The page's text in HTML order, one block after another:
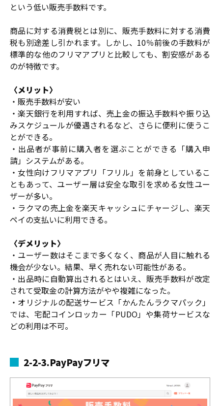
という低い販売手数料です。
商品に対する消費税とは別に、販売手数料に対する消費
税も別途差し引かれます。しかし、10％前後の手数料が
標準的な他のフリマアプリと比較しても、割安感がある
のが特徴です。
〈メリット〉
・販売手数料が安い
・楽天銀行を利用すれば、売上金の振込手数料や振り込
みスケジュールが優遇されるなど、さらに便利に使うこ
とができる。
・出品者が事前に購入者を選ぶことができる「購入申
請」システムがある。
・女性向けフリマアプリ「フリル」を前身としているこ
ともあって、ユーザー層は安全な取引を求める女性ユー
ザーが多い。
・ラクマの売上金を楽天キャッシュにチャージし、楽天
ペイの支払いに利用できる。
〈デメリット〉
・ユーザー数はそこまで多くなく、商品が人目に触れる
機会が少ない。結果、早く売れない可能性がある。
・出品時に自動算出されるとはいえ、販売手数料が改定
されて受取金の計算方法がやや複雑になった。
・オリジナルの配送サービス「かんたんラクマパック」
では、宅配コインロッカー「PUDO」や集荷サービスな
どの利用は不可。
2-2-3.PayPayフリマ